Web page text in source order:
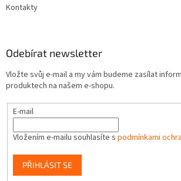
Kontakty
Odebírat newsletter
Vložte svůj e-mail a my vám budeme zasílat
produktech na našem e-shopu.
E-mail
Vložením e-mailu souhlasíte s podmínkami
PŘIHLÁSIT SE